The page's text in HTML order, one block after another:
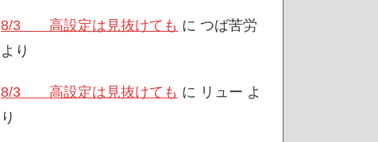
8/3 高設定は見抜けても に つば苦労
より
8/3 高設定は見抜けても に リュー よ
り